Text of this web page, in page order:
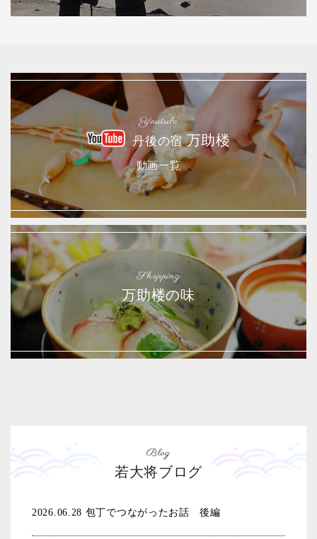
Youtube
丹後の宿万助楼
動画一覧
Shopping
万助楼の味
Blog
若大将ブログ
2026.06.28 包丁でつながったお話 後編